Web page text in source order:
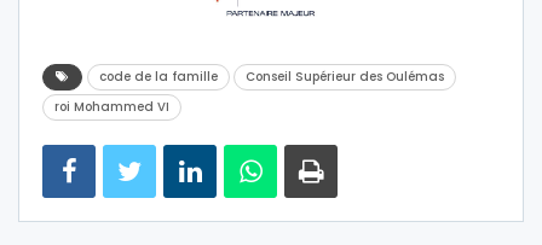
code de la famille
Conseil Supérieur des Oulémas
roi Mohammed VI